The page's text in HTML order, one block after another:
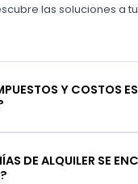
las soluciones a
Y COSTOS
DE ALQUILER SE